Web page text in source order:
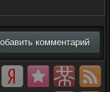
комментарий